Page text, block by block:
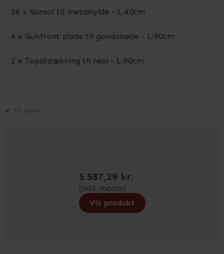
16 x Konsol til metalhylde - L:40cm
4 x Gulvfront plade til gondolsøjle - L:90cm
2 x Topafdækning til reol - L:90cm
På lager
5.587,29 kr.
(inkl. moms)
Vis produkt